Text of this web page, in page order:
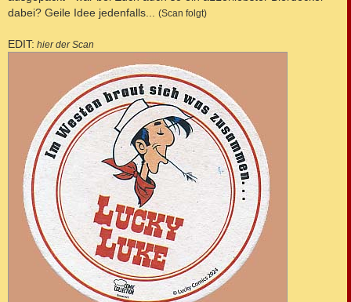
g
dabei? Geile Idee jedenfalls... (Scan folgt)
EDIT: hier der Scan